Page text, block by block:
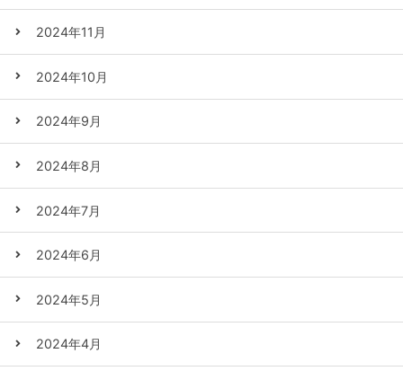
2024年11月
2024年10月
2024年9月
2024年8月
2024年7月
2024年6月
2024年5月
2024年4月